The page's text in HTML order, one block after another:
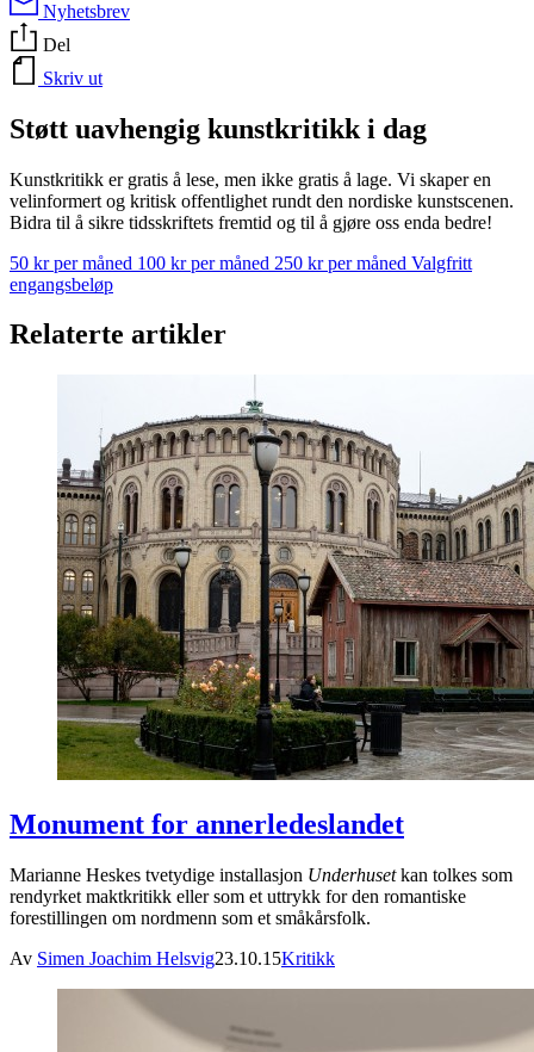
Nyhetsbrev
Del
Skriv ut
Støtt uavhengig kunstkritikk i dag
Kunstkritikk er gratis å lese, men ikke gratis å lage. Vi skaper en
velinformert og kritisk offentlighet rundt den nordiske kunstscenen.
Bidra til å sikre tidsskriftets fremtid og til å gjøre oss enda bedre!
50 kr per måned 100 kr per måned 250 kr per måned Valgfritt
engangsbeløp
Relaterte artikler
Monument for annerledeslandet
Marianne Heskes tvetydige installasjon Underhusetkan tolkes som
rendyrket maktkritikk eller som et uttrykk for den romantiske
forestillingen om nordmenn som et småkårsfolk.
Av Simen Joachim Helsvig23.10.15Kritikk